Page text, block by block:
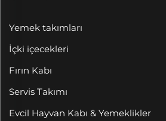
Yemek takımları
İçki içecekleri
Fırın Kabı
Servis Takımı
Evcil Hayvan Kabı & Yemeklikler